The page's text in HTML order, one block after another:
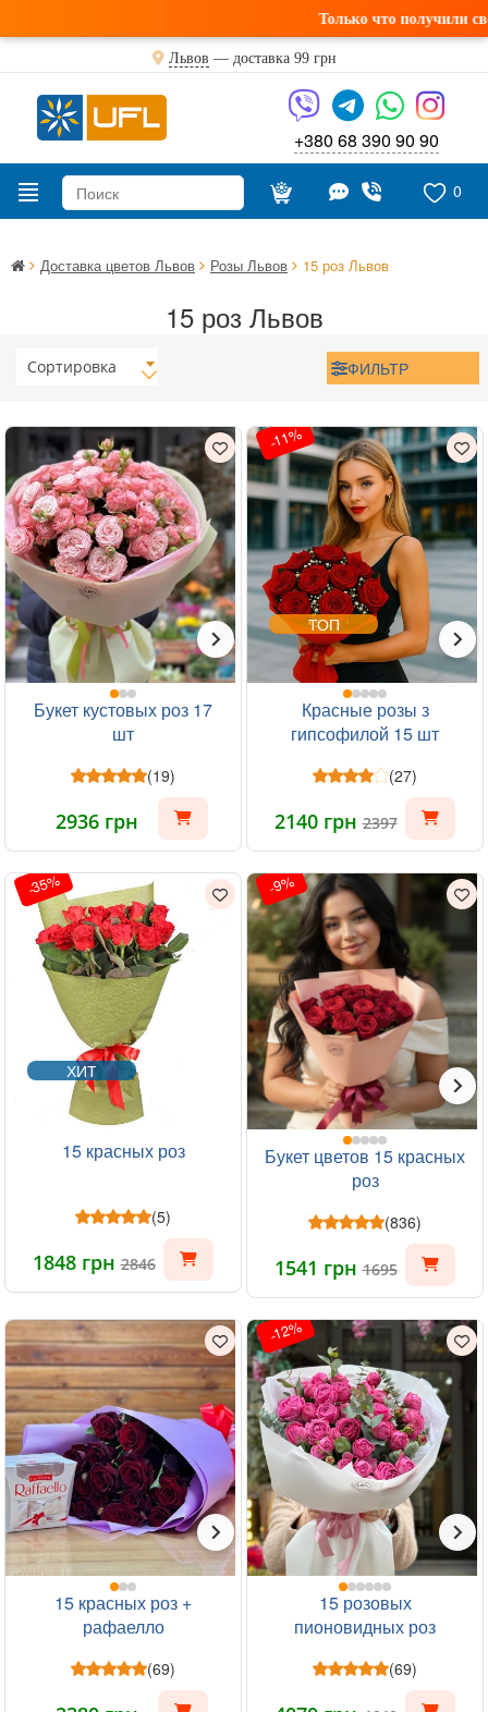
Только что получили свежую
Львов — доставка 99 грн
+380 68 390 90 90
0
Доставка цветов Львов Розы Львов 15 роз Львов
15 роз Львов
Сортировка ФИЛЬТР
Букет кустовых роз 17
шт
(19)
2936 грн
-11%
ТОП
Красные розы з
гипсофилой 15 шт
(27)
2140 грн2397
-35%
ХИТ
15 красных роз
(5)
1848 грн2846
-9%
Букет цветов 15 красных
роз
(836)
1541 грн1695
15 красных роз +
рафаелло
(69)
-12%
15 розовых
пионовидных роз
(69)